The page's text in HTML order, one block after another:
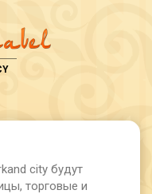
city будут
торговые и